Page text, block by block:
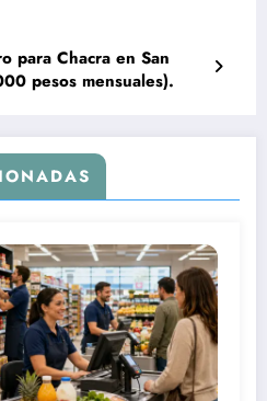
para Chacra en San
pesos mensuales).